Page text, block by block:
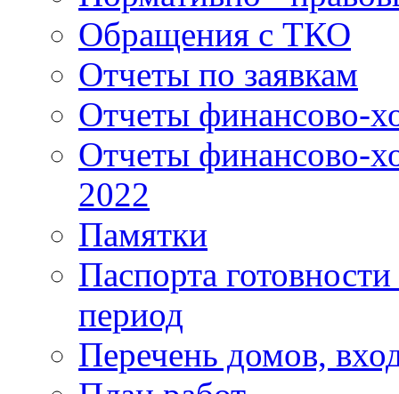
Обращения с ТКО
Отчеты по заявкам
Отчеты финансово-
Отчеты финансово-
2022
Памятки
Паспорта
период
Перечень домов,